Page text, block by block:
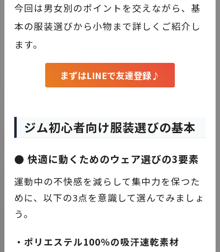
今回は男女別のポイントを交えながら、基
本の服装選びから小物まで詳しくご紹介し
ます。
まずはLINEで友達登録♪
ジム初心者向け服装選びの基本
● 快適に動くためのウェア選びの3要素
運動中の不快感を減らして集中力を保つた
めに、以下の3点を意識して選んでみましょ
う。
・ポリエステル100％の吸汗速乾素材